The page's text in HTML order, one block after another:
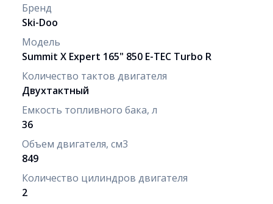
Бренд
Ski-Doo
Модель
Summit X Expert 165" 850 E-TEC Turbo R
Количество тактов двигателя
Двухтактный
Емкость топливного бака, л
36
Объем двигателя, см3
849
Количество цилиндров двигателя
2